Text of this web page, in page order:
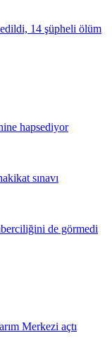
14 şüpheli ölüm
hapsediyor
sınavı
de görmedi
Merkezi açtı